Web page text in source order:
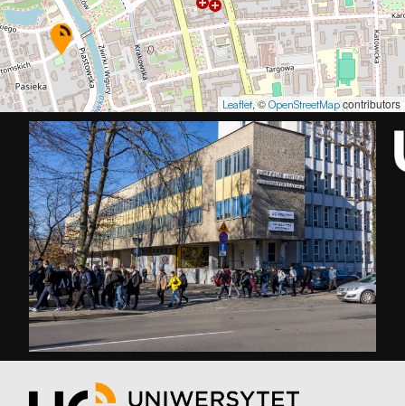
Leaflet, © OpenStreetMap contributors